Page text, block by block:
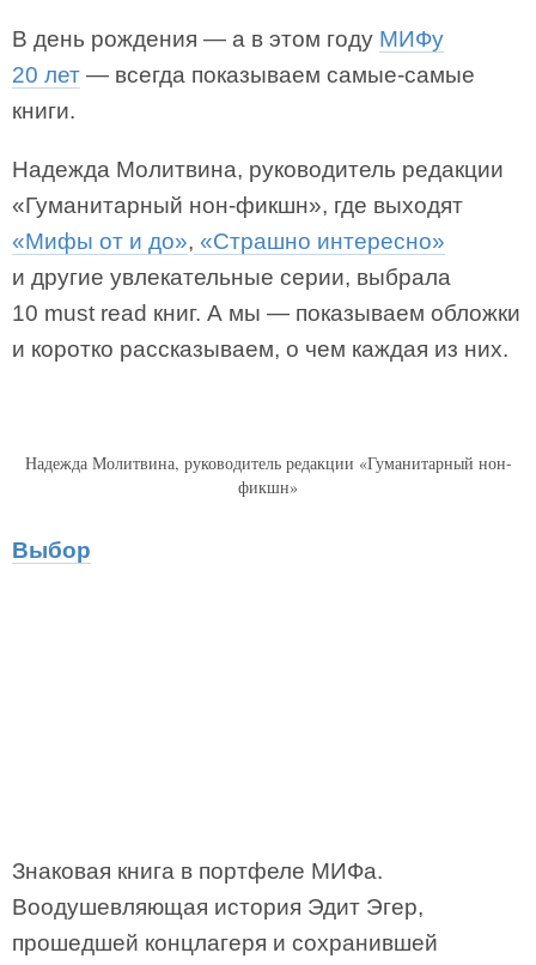
В день рождения — а в этом году МИФу
20 лет — всегда показываем самые-самые
книги.
Надежда Молитвина, руководитель редакции
«Гуманитарный нон-фикшн», где выходят
«Мифы от и до», «Страшно интересно»
и другие увлекательные серии, выбрала
10 must read книг. А мы — показываем обложки
и коротко рассказываем, о чем каждая из них.
Надежда Молитвина, руководитель редакции «Гуманитарный нон-
фикшн»
Выбор
Знаковая книга в портфеле МИФа.
Воодушевляющая история Эдит Эгер,
прошедшей концлагеря и сохранившей